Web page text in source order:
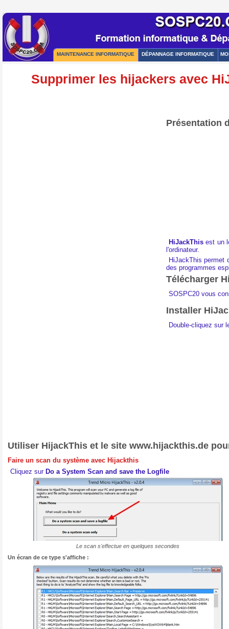
MAINTENANCE INFORMATIQUE DÉPANNAGE INFORMATIQUE
Supprimer les hijackers avec
Présentation
HiJackThis est un
l'ordinateur.
HiJackThis permet
des programmes
Télécharger
SOSPC20 vous
Installer
Double-cliquez sur
Utiliser HijackThis et le site www.hijackthis.de
Faire un scan du système avec Hijackthis
Cliquez sur Do a System Scan and save the Logfile
Le scan s'effectue en quelques secondes
Un écran de ce type s'affiche :